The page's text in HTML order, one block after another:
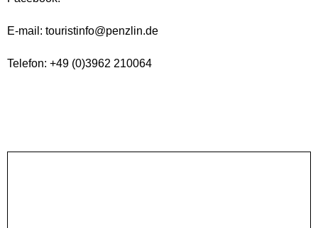
E-mail: touristinfo@penzlin.de
Telefon: +49 (0)3962 210064